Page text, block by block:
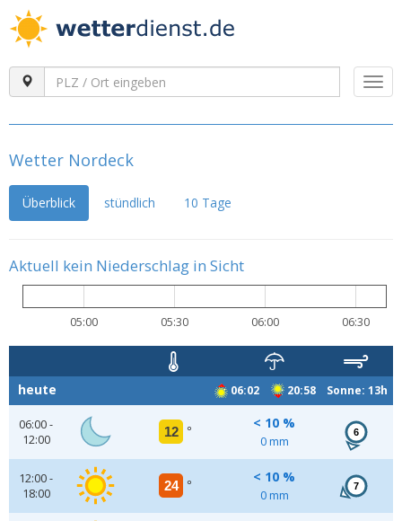
Wetter Nordeck
Überblick stündlich 10 Tage
Aktuell kein Niederschlag in Sicht
05:00 05:30 06:00 06:30
06:02 20:58 Sonne: 13h
heute
06:00 -
12:00
12 °
< 10 %
0 mm
6
12:00 -
18:00
24 °
< 10 %
0 mm
7